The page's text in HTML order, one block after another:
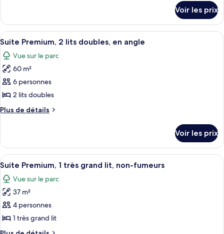
Chambre
Premium,
2
lits
doubles,
vue
parc
le
type
de
chambre
Chambre
Premium,
lits
doubles,
parc
Voir les prix
Afficher
toutes
les
photos
pour
ce
type
de
Suite
Premium,
2
lits
doubles,
en
angle
Une chambre d’hôtel moderne
2
Suite Premium, 2 lits doubles, en angle
Vue sur le parc
60 m²
6 personnes
2 lits doubles
Plus de détails
Plus
le
type
de
chambre
Suite
Premium,
lits
doubles,
Voir les prix
Afficher
toutes
les
photos
pour
ce
type
Une vue nocturne d’une ville, avec
1
Suite Premium, 1 très grand lit, non-fumeurs
Vue sur le parc
37 m²
4 personnes
1 très grand lit